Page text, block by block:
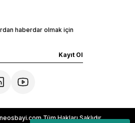
haberdar olmak için
Kayıt Ol
Tüm Hakları Saklıdır.